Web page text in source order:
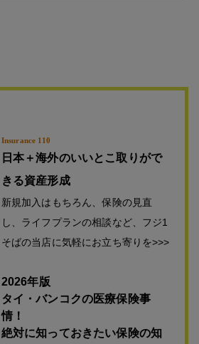
Insurance 110
日本＋海外のいいとこ取りがで
きる資産形成
新規加入はもちろん、保険の見直
し、ライフプランの相談など、フジ1
そばの当店に気軽にお立ち寄りを>>>
2026年版
タイ・バンコクの医療保険事
情！
絶対に知っておきたい保険の知